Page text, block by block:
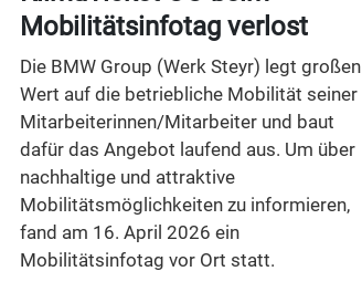
Mobilitätsinfotag verlost
Die BMW Group (Werk Steyr) legt großen
Wert auf die betriebliche Mobilität seiner
Mitarbeiterinnen/Mitarbeiter und baut
dafür das Angebot laufend aus. Um über
nachhaltige und attraktive
Mobilitätsmöglichkeiten zu informieren,
fand am 16. April 2026 ein
Mobilitätsinfotag vor Ort statt.